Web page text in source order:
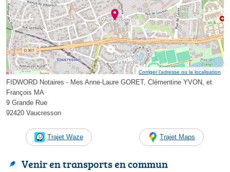
Corriger l’adresse ou la localisation
FIDWORD Notaires - Mes Anne-Laure GORET, Clémentine YVON, et
François MA
9 Grande Rue
92420 Vaucresson
Trajet Waze Trajet Maps
Venir en transports en commun